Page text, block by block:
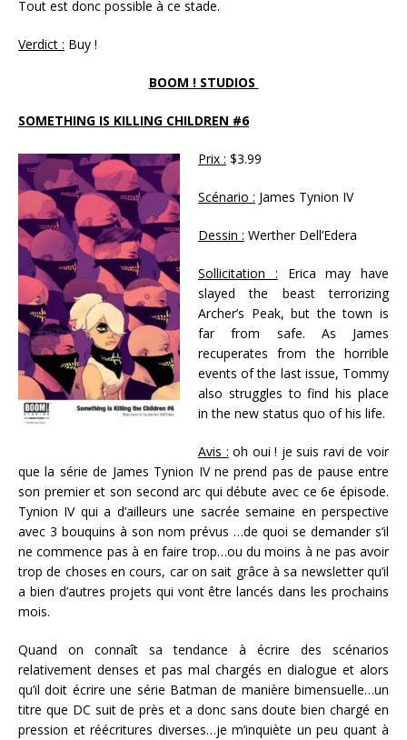
Tout est donc possible à ce stade.
Verdict : Buy !
BOOM ! STUDIOS
SOMETHING IS KILLING CHILDREN #6
Prix : $3.99
Scénario : James Tynion IV
Dessin : Werther Dell’Edera
Sollicitation : Erica may have
slayed the beast terrorizing
Archer’s Peak, but the town is
far from safe. As James
recuperates from the horrible
events of the last issue, Tommy
also struggles to find his place
in the new status quo of his life.
Avis : oh oui ! je suis ravi de voir
que la série de James Tynion IV ne prend pas de pause entre
son premier et son second arc qui débute avec ce 6e épisode.
Tynion IV qui a d’ailleurs une sacrée semaine en perspective
avec 3 bouquins à son nom prévus …de quoi se demander s’il
ne commence pas à en faire trop…ou du moins à ne pas avoir
trop de choses en cours, car on sait grâce à sa newsletter qu’il
a bien d’autres projets qui vont être lancés dans les prochains
mois.
Quand on connaît sa tendance à écrire des scénarios
relativement denses et pas mal chargés en dialogue et alors
qu’il doit écrire une série Batman de manière bimensuelle…un
titre que DC suit de près et a donc sans doute bien chargé en
pression et réécritures diverses…je m’inquiète un peu quant à